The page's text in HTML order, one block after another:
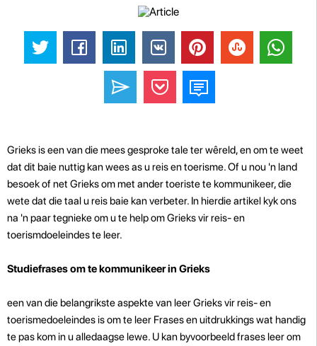
Grieks is een van die mees gesproke tale ter wêreld, en om te weet
dat dit baie nuttig kan wees as u reis en toerisme. Of u nou 'n land
besoek of net Grieks om met ander toeriste te kommunikeer, die
wete dat die taal u reis baie kan verbeter. In hierdie artikel kyk ons ​​
na 'n paar tegnieke om u te help om Grieks vir reis- en
toerismdoeleindes te leer.
Studiefrases om te kommunikeer in Grieks
een van die belangrikste aspekte van leer Grieks vir reis- en
toerismedoeleindes is om te leer Frases en uitdrukkings wat handig
te pas kom in u alledaagse lewe. U kan byvoorbeeld frases leer om